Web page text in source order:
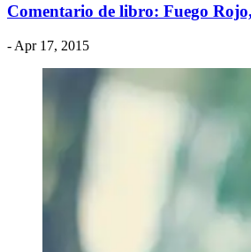
Comentario de libro: Fuego
- Apr 17, 2015